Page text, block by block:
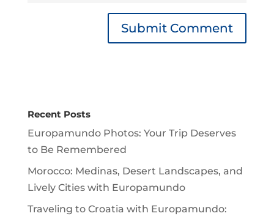
Recent Posts
Europamundo Photos: Your Trip Deserves
to Be Remembered
Morocco: Medinas, Desert Landscapes, and
Lively Cities with Europamundo
Traveling to Croatia with Europamundo: